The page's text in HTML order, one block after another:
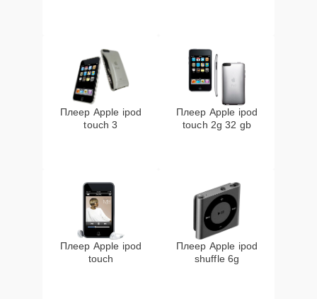
Плеер Apple ipod
touch 3
Плеер Apple ipod
touch 2g 32 gb
Плеер Apple ipod
touch
Плеер Apple ipod
shuffle 6g